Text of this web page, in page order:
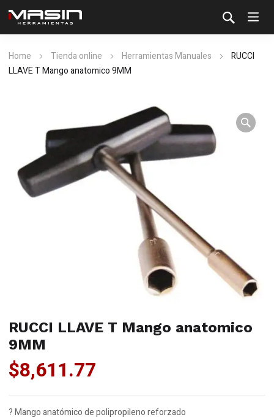
Home Tienda online Herramientas Manuales
RUCCI
LLAVE T Mango anatomico 9MM
RUCCI LLAVE T Mango anatomico
9MM
$8,611.77
? Mango anatómico de polipropileno reforzado